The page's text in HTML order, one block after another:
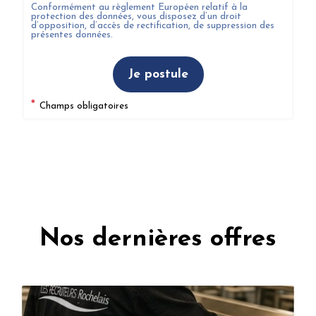
Conformément au règlement Européen relatif à la
protection des données, vous disposez d’un droit
d’opposition, d’accès de rectification, de suppression des
présentes données.
Je postule
* Champs obligatoires
Nos dernières offres